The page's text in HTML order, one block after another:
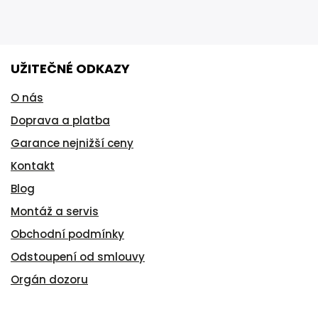
UŽITEČNÉ ODKAZY
O nás
Doprava a platba
Garance nejnižší ceny
Kontakt
Blog
Montáž a servis
Obchodní podmínky
Odstoupení od smlouvy
Orgán dozoru